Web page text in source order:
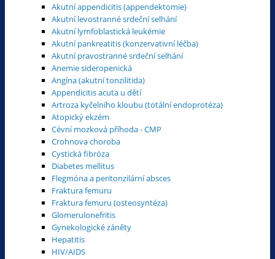
Akutní appendicitis (appendektomie)
Akutní levostranné srdeční selhání
Akutní lymfoblastická leukémie
Akutní pankreatitis (konzervativní léčba)
Akutní pravostranné srdeční selhání
Anemie sideropenická
Angína (akutní tonzilitida)
Appendicitis acuta u dětí
Artroza kyčelního kloubu (totální endoprotéza)
Atopický ekzém
Cévní mozková příhoda - CMP
Crohnova choroba
Cystická fibróza
Diabetes mellitus
Flegmóna a peritonzilární absces
Fraktura femuru
Fraktura femuru (osteosyntéza)
Glomerulonefritis
Gynekologické záněty
Hepatitis
HIV/AIDS